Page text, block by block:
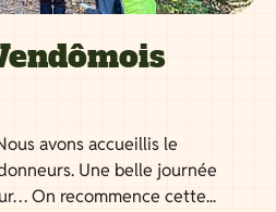
avons accueillis le
Une belle journée
On recommence cette...